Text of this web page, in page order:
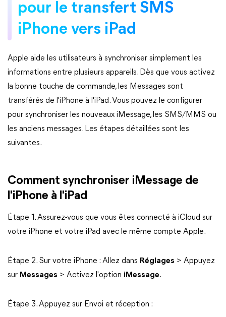
pour le transfert SMS
iPhone vers iPad
Apple aide les utilisateurs à synchroniser simplement les
informations entre plusieurs appareils. Dès que vous activez
la bonne touche de commande, les Messages sont
transférés de l'iPhone à l'iPad. Vous pouvez le configurer
pour synchroniser les nouveaux iMessage, les SMS/MMS ou
les anciens messages. Les étapes détaillées sont les
suivantes.
Comment synchroniser iMessage de
l'iPhone à l'iPad
Étape 1. Assurez-vous que vous êtes connecté à iCloud sur
votre iPhone et votre iPad avec le même compte Apple.
Étape 2. Sur votre iPhone : Allez dans Réglages > Appuyez
sur Messages > Activez l'option iMessage.
Étape 3. Appuyez sur Envoi et réception :